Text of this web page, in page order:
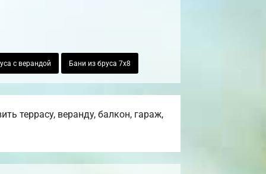
с верандой Бани из бруса 7х8
террасу, веранду, балкон, гараж,